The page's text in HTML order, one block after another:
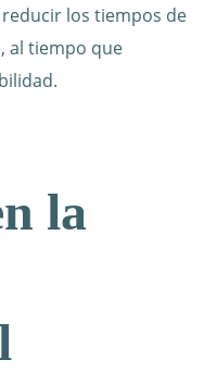
los tiempos de
al tiempo que
la